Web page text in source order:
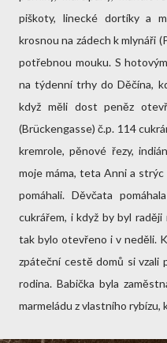
piškoty, linecké dortíky a
krosnou na zádech k mlynáři
potřebnou mouku. S
na týdenní trhy do Děčína,
když měli dost peněz
(Brückengasse) č.p. 114
kremrole, pěnové řezy,
moje máma, teta Anni a
pomáhali. Děvčata
cukrářem, i když by byl
tak bylo otevřeno i v neděli.
zpáteční cestě domů si vzali
rodina. Babička byla
marmeládu z vlastního rybízu,